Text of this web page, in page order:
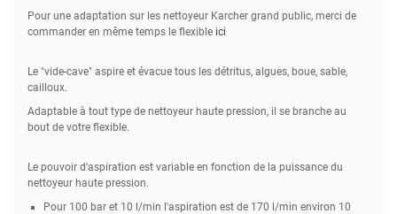
Pour une adaptation sur les nettoyeur Karcher grand public, merci de
commander en même temps le flexible ici
Le "vide-cave" aspire et évacue tous les détritus, algues, boue, sable,
cailloux.
Adaptable à tout type de nettoyeur haute pression, il se branche au
bout de votre flexible.
Le pouvoir d'aspiration est variable en fonction de la puissance du
nettoyeur haute pression.
Pour 100 bar et 10 l/min l'aspiration est de 170 l/min environ 10